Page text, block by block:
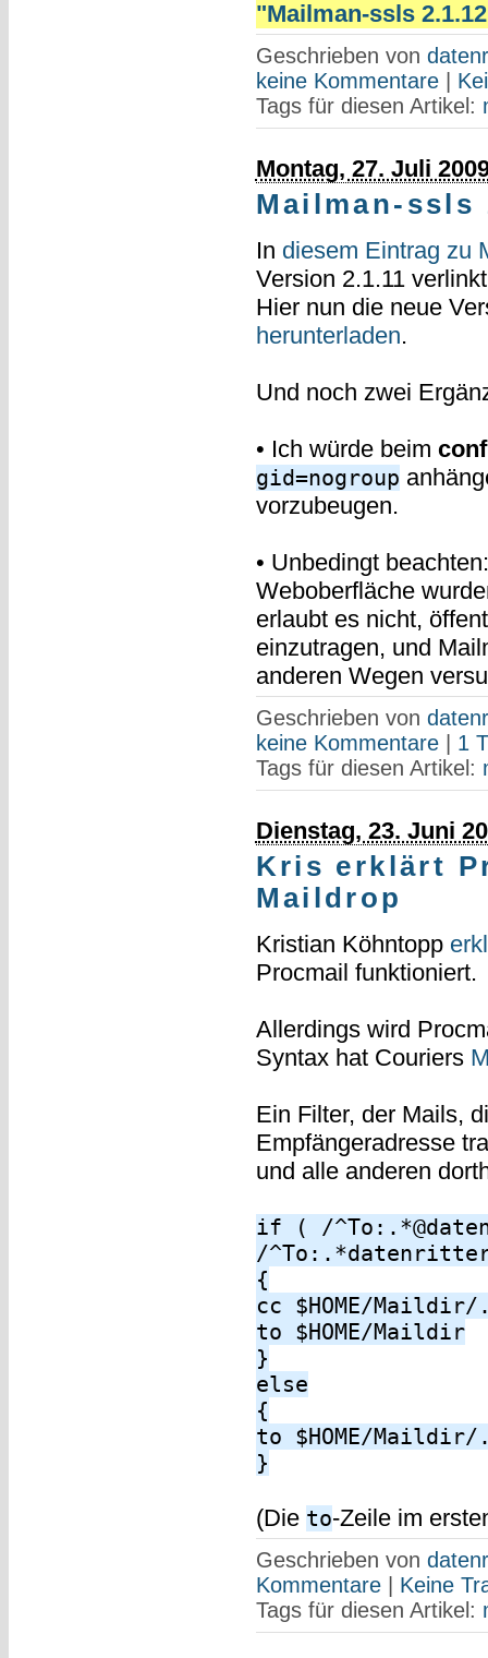
"Mailman-ssls
Geschrieben von
keine Kommentare|
Tags für diesen Artikel:
Montag, 27. Juli
Mailman-ssls
In diesem Eintrag zu
Version 2.1.11
Hier nun die neue
herunterladen.
Und noch zwei
• Ich würde beim
gid=nogroup
vorzubeugen.
• Unbedingt
Weboberfläche
erlaubt es nicht,
einzutragen, und
anderen Wegen
Geschrieben von
keine Kommentare| 1
Tags für diesen Artikel:
Dienstag, 23. Juni
Kris erklärt
Maildrop
Kristian Köhntopp
Procmail funktioniert.
Allerdings wird
Syntax hat Couriers
Ein Filter, der Mails,
Empfängeradresse
und alle anderen
if ( /
/
{
cc $HOME/Maildir/
to $HOME/Maildir
}
else
{
to $HOME/Maildir/
}
(Die to-Zeile im
Geschrieben von
Kommentare| Keine
Tags für diesen Artikel: